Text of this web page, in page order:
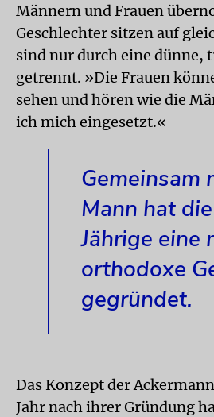
Männern und Frauen
Geschlechter sitzen auf
sind nur durch eine dünne,
getrennt. »Die Frauen
sehen und hören wie die
ich mich eingesetzt.«
Gemeinsam
Mann hat
Jährige eine
orthodoxe
gegründet.
Das Konzept der
Jahr nach ihrer Gründung